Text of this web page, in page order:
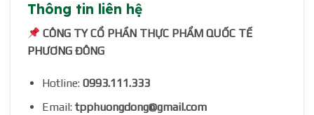
Thông tin liên hệ
CÔNG TY CỔ PHẦN THỰC PHẨM QUỐC TẾ
PHƯƠNG ĐÔNG
Hotline: 0993.111.333
Email: tpphuongdong@gmail.com